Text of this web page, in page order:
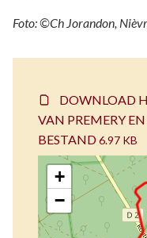
Foto: ©Ch Jorandon,
DOWNLOAD
VAN PREMERY
BESTAND6.97 KB
+
−